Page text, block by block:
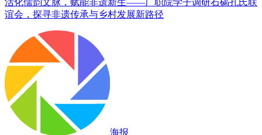
谊会，探寻非遗传承与乡村发展新路径
海报